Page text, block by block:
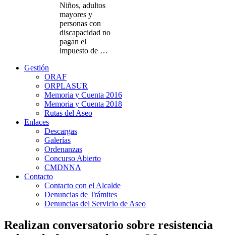
Niños, adultos
mayores y
personas con
discapacidad no
pagan el
impuesto de …
Gestión
ORAF
ORPLASUR
Memoria y Cuenta 2016
Memoria y Cuenta 2018
Rutas del Aseo
Enlaces
Descargas
Galerías
Ordenanzas
Concurso Abierto
CMDNNA
Contacto
Contacto con el Alcalde
Denuncias de Trámites
Denuncias del Servicio de Aseo
Realizan conversatorio sobre resistencia